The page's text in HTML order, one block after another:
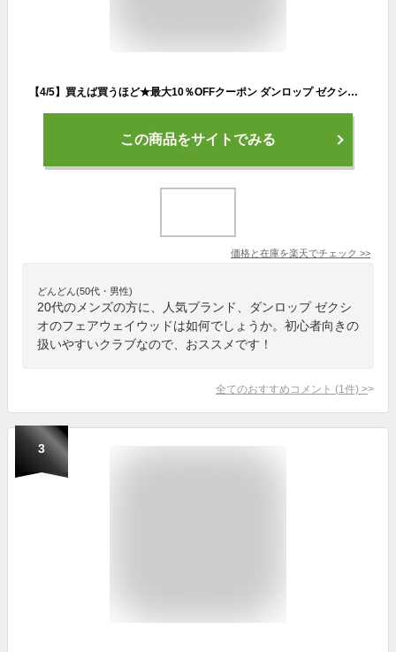
【4/5】買えば買うほど★最大10％OFFクーポン ダンロップ ゼクシオ 11 FW ゴルフ フェアウェイウッド MP1100 2019年モデル メンズ DUNLOP XXIO11
この商品をサイトでみる
価格と在庫を楽天でチェック >>
どんどん(50代・男性)
20代のメンズの方に、人気ブランド、ダンロップ ゼクシ
オのフェアウェイウッドは如何でしょうか。初心者向きの
扱いやすいクラブなので、おススメです！
全てのおすすめコメント (1 件) >
3